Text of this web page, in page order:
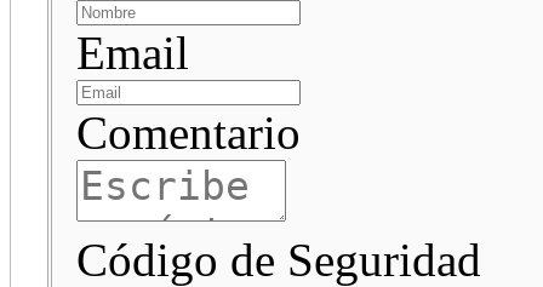
Email
Comentario
Código de Seguridad